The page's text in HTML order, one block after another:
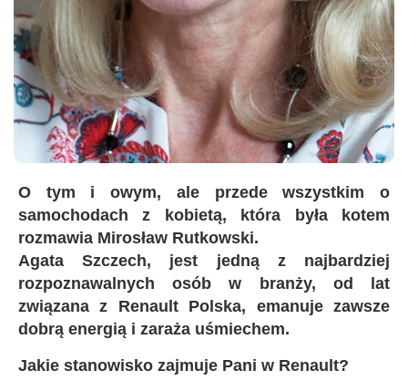
O tym i owym, ale przede wszystkim o
samochodach z kobietą, która była kotem
rozmawia Mirosław Rutkowski.
Agata Szczech, jest jedną z najbardziej
rozpoznawalnych osób w branży, od lat
związana z Renault Polska, emanuje zawsze
dobrą energią i zaraża uśmiechem.
Jakie stanowisko zajmuje Pani w Renault?